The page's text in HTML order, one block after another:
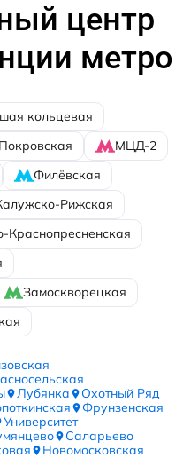
центр
метро
кольцевая
МЦД-2
Филёвская
Рижская
Краснопресненская
Замоскворецкая
Лубянка
Охотный Ряд
Фрунзенская
Университет
Саларьево
Новомосковская